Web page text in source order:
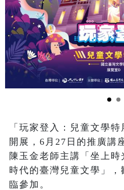
「玩家登入：兒童文學
開展，6月27日的推廣講
陳玉金老師主講「坐上
時代的臺灣兒童文學」
臨參加。